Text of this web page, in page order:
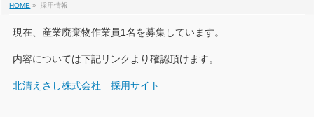
HOME » 採用情報
現在、産業廃棄物作業員1名を募集しています。
内容については下記リンクより確認頂けます。
北清えさし株式会社 採用サイト